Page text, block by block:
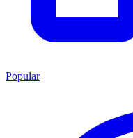
Popular